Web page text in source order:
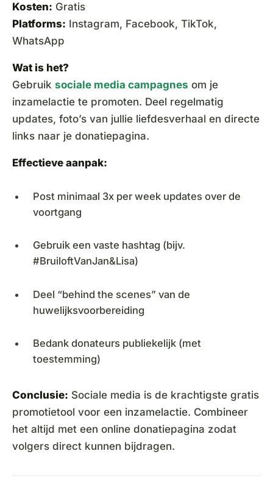
Kosten: Gratis
Platforms: Instagram, Facebook, TikTok,
WhatsApp
Wat is het?
Gebruik sociale media campagnes om je
inzamelactie te promoten. Deel regelmatig
updates, foto’s van jullie liefdesverhaal en directe
links naar je donatiepagina.
Effectieve aanpak:
Post minimaal 3x per week updates over de
voortgang
Gebruik een vaste hashtag (bijv.
#BruiloftVanJan&Lisa)
Deel “behind the scenes” van de
huwelijksvoorbereiding
Bedank donateurs publiekelijk (met
toestemming)
Conclusie: Sociale media is de krachtigste gratis
promotietool voor een inzamelactie. Combineer
het altijd met een online donatiepagina zodat
volgers direct kunnen bijdragen.